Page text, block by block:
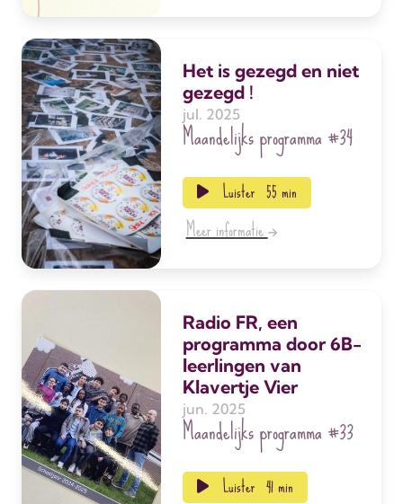
Het is gezegd en niet
gezegd !
jul. 2025
Maandelijks programma#34
Luister 55 min
Meer informatie
Radio FR, een
programma door 6B-
leerlingen van
Klavertje Vier
jun. 2025
Maandelijks programma#33
Luister 41 min